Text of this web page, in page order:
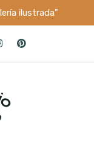
ilustrada"